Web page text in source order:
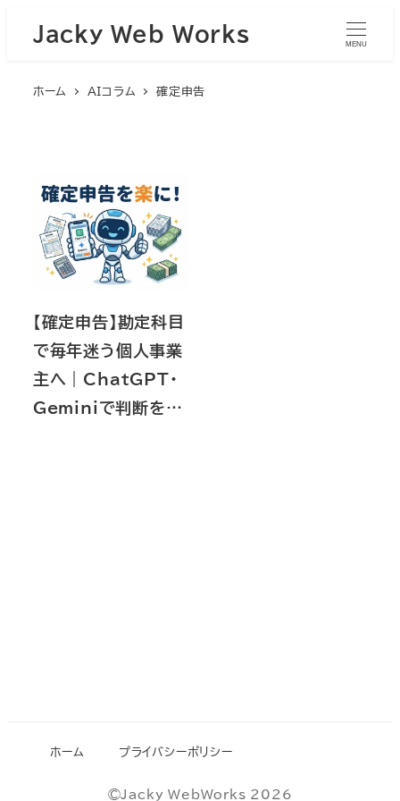
Jacky Web Works MENU
ホーム AIコラム 確定申告
【確定申告】勘定科目
で毎年迷う個人事業
主へ｜ChatGPT・
Geminiで判断を…
ホーム プライバシーポリシー
©Jacky WebWorks 2026